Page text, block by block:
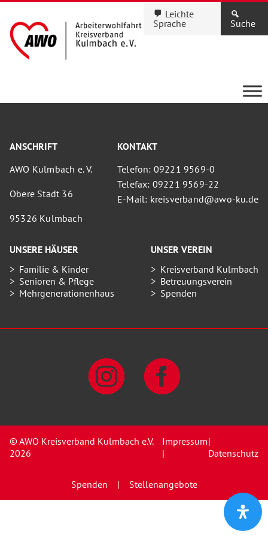
Leichte
Sprache
Suche
ANSCHRIFT
AWO Kulmbach e. V.
Obere Stadt 36
95326 Kulmbach
KONTAKT
Telefon: 09221 9569-0
Telefax: 09221 9569-22
E-Mail: kreisverband@awo-ku.de
UNSERE HÄUSER
Familie & Kinder
Senioren & Pflege
Mehrgenerationenhaus
UNSER VEREIN
Kreisverband Kulmbach
Betreuungsverein
Spenden
© AWO Kreisverband Kulmbach e.V.
2026
Impressum
|
|
Datenschutz
Spenden Stellenangebote